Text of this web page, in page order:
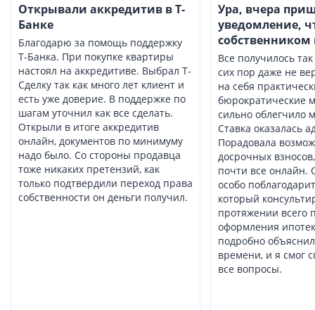
Открывали аккредитив в Т-
Банке
Благодарю за помощь поддержку
Т-Банка. При покупке квартиры
настоял на аккредитиве. Выбрал Т-
Сделку так как много лет клиент и
есть уже доверие. В поддержке по
шагам уточнил как все сделать.
Открыли в итоге аккредитив
онлайн, документов по минимуму
надо было. Со стороны продавца
тоже никаких претензий, как
только подтвердили переход права
собственности он деньги получил.
Ура, вчера
уведомление,
Все получилось
сих пор даже не
на себя
бюрократические
сильно облегчило
Ставка оказалась
Порадовала
досрочных
почти все онлайн.
особо
который
протяжении всего
оформления
подробно
времени, и я смог
все вопросы.